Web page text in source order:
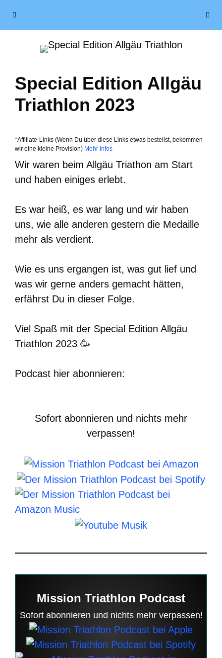
Special Edition Allgäu
Triathlon 2023
*Affiliate-Links (Wenn Du über diese Links etwas bestellst, bekommen
wir eine kleine Provision) Mehr Infos
Wir waren beim Allgäu Triathon am Start
und haben einiges erlebt.
Es war heiß, es war lang und wir haben
uns, wie alle anderen gestern die Medaille
mehr als verdient.
Wie es uns ergangen ist, was gut lief und
was wir gerne anders gemacht hätten,
erfährst Du in dieser Folge.
Viel Spaß mit der Special Edition Allgäu
Triathlon 2023 🥳
Podcast hier abonnieren:
Sofort abonnieren und nichts mehr
verpassen!
Mission Triathlon Podcast
Sofort abonnieren und nichts mehr verpassen!